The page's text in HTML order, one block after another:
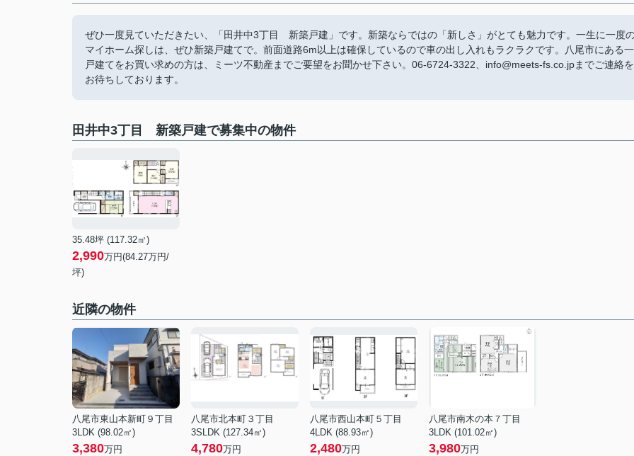
ぜひ一度見ていただきたい、「田井中3丁目 新築戸建」です。新築ならではの「新しさ」がとても魅力です。一生に一度
マイホーム探しは、ぜひ新築戸建てで。前面道路6m以上は確保しているので車の出し入れもラクラクです。八尾市にある一
戸建てをお買い求めの方は、ミーツ不動産までご要望をお聞かせ下さい。06-6724-3322、info@meets-fs.co.jpまでご連絡を
お待ちしております。
田井中3丁目 新築戸建で募集中の物件
35.48坪 (117.32㎡)
2,990万円(84.27万円/
坪)
近隣の物件
八尾市東山本新町９丁目
3LDK (98.02㎡)
3,380万円
八尾市北本町３丁目
3SLDK (127.34㎡)
4,780万円
八尾市西山本町５丁目
4LDK (88.93㎡)
2,480万円
八尾市南木の本７丁目
3LDK (101.02㎡)
3,980万円